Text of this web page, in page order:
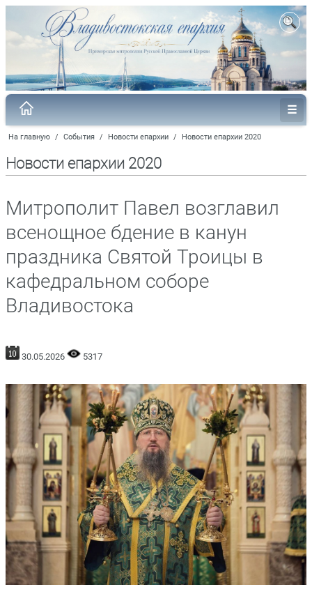
На главную / События / Новости епархии / Новости епархии 2020
Новости епархии 2020
Митрополит Павел возглавил
всенощное бдение в канун
праздника Святой Троицы в
кафедральном соборе
Владивостока
30.05.2026 5317